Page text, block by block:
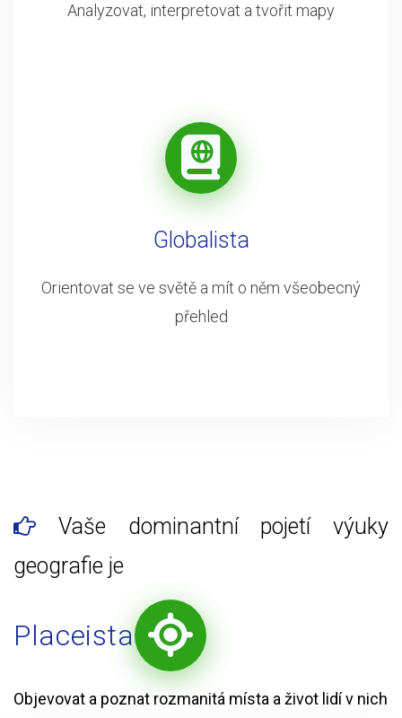
Analyzovat, interpretovat a tvořit mapy
Globalista
Orientovat se ve světě a mít o něm všeobecný
přehled
Vaše dominantní pojetí výuky
geografie je
Placeista
Objevovat a poznat rozmanitá místa a život lidí v nich